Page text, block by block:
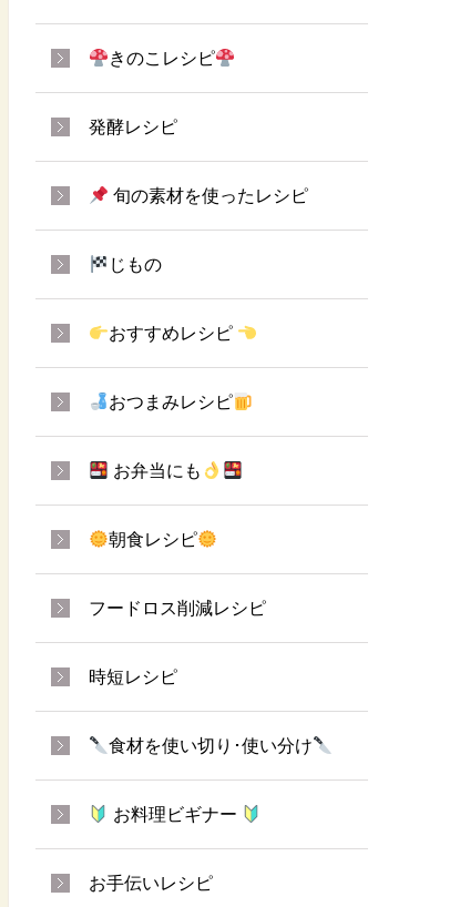
きのこレシピ
発酵レシピ
旬の素材を使ったレシピ
じもの
おすすめレシピ
おつまみレシピ
お弁当にも
朝食レシピ
フードロス削減レシピ
時短レシピ
食材を使い切り･使い分け
お料理ビギナー
お手伝いレシピ